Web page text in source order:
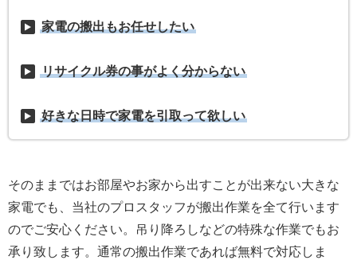
家電の搬出もお任せしたい
リサイクル券の事がよく分からない
好きな日時で家電を引取って欲しい
そのままではお部屋やお家から出すことが出来ない大きな
家電でも、当社のプロスタッフが搬出作業を全て行います
のでご安心ください。吊り降ろしなどの特殊な作業でもお
承り致します。通常の搬出作業であれば無料で対応しま